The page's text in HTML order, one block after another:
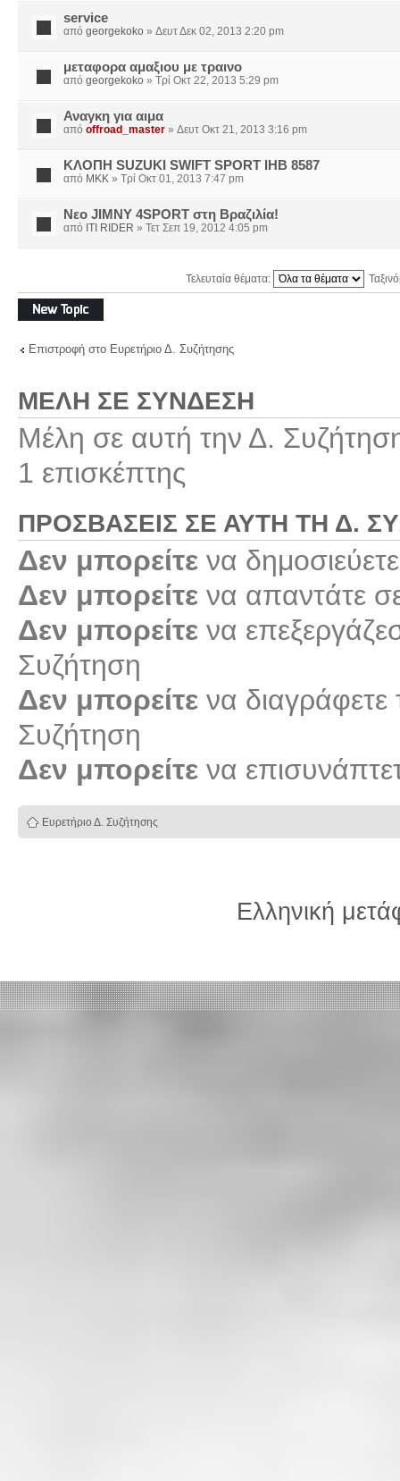
service
από georgekoko » Δευτ Δεκ 02, 2013 2:20 pm
μεταφορα αμαξιου με τραινο
από georgekoko » Τρί Οκτ 22, 2013 5:29 pm
Αναγκη για αιμα
από offroad_master » Δευτ Οκτ 21, 2013 3:16 pm
ΚΛΟΠΗ SUZUKI SWIFT SPORT ΙΗΒ 8587
από MKK » Τρί Οκτ 01, 2013 7:47 pm
Nεο JIMNY 4SPORT στη Βραζιλία!
από ITI RIDER » Τετ Σεπ 19, 2012 4:05 pm
Τελευταία θέματα:
Δημιουργία νέου
θέματος
Επιστροφή στο Ευρετήριο Δ. Συζήτησης
ΜΈΛΗ ΣΕ ΣΎΝΔΕΣΗ
Μέλη σε αυτή την Δ.
1 επισκέπτης
ΠΡΟΣΒΆΣΕΙΣ ΣΕ ΑΥΤΉ ΤΗ Δ.
Δεν μπορείτε να
Δεν μπορείτε να απαντάτε
Δεν μπορείτε να
Συζήτηση
Δεν μπορείτε να διαγράφετε
Συζήτηση
Δεν μπορείτε να
Ευρετήριο Δ. Συζήτησης
Ελληνική